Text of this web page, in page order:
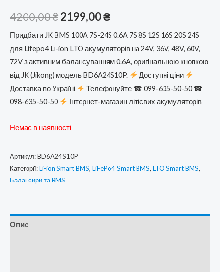
4200,00₴Оригінальна
ціна:
4200,00 ₴.
2199,00₴Поточна
ціна:
2199,00 ₴.
Придбати JK BMS 100A 7S-24S 0.6A 7S 8S 12S 16S 20S 24S
для Lifepo4 Li-ion LTO акумуляторів на 24V, 36V, 48V, 60V,
72V з активним балансуванням 0.6А, оригінальною кнопкою
від JK (Jikong) модель BD6A24S10P.
Доступні ціни
Доставка по Україні
Телефонуйте ☎ 099-635-50-50 ☎
098-635-50-50
Інтернет-магазин літієвих акумуляторів
Немає в наявності
Артикул:BD6A24S10P
Категорії:Li-ion Smart BMS, LiFePo4 Smart BMS, LTO Smart BMS,
Балансири та BMS
Опис